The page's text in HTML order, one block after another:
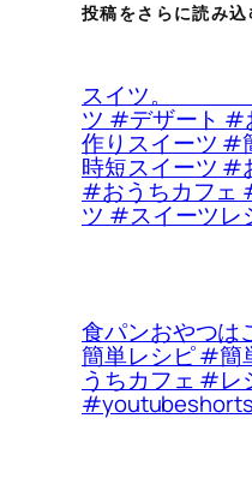
投稿をさらに読み込
スイツ。
ツ #デザート #
作りスイーツ
時短スイーツ #
#おうちカフェ
ツ #スイーツレ
食パンおやつは
簡単レシピ #簡
うちカフェ #レ